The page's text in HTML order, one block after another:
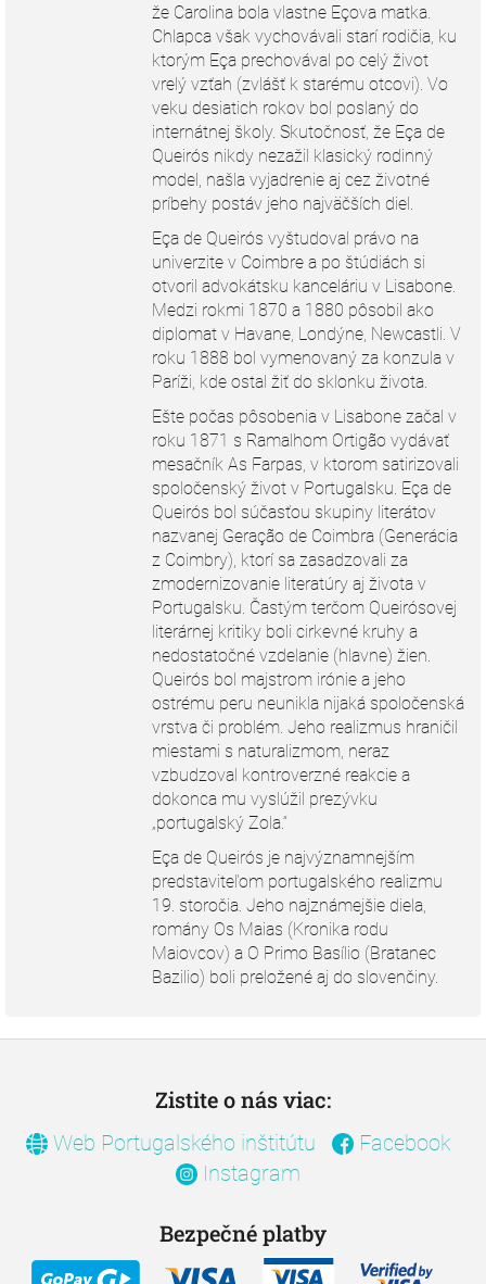
že Carolina bola vlastne Eçova matka.
Chlapca však vychovávali starí rodičia, ku
ktorým Eça prechovával po celý život
vrelý vzťah (zvlášť k starému otcovi). Vo
veku desiatich rokov bol poslaný do
internátnej školy. Skutočnosť, že Eça de
Queirós nikdy nezažil klasický rodinný
model, našla vyjadrenie aj cez životné
príbehy postáv jeho najväčších diel.
Eça de Queirós vyštudoval právo na
univerzite v Coimbre a po štúdiách si
otvoril advokátsku kanceláriu v Lisabone.
Medzi rokmi 1870 a 1880 pôsobil ako
diplomat v Havane, Londýne, Newcastli. V
roku 1888 bol vymenovaný za konzula v
Paríži, kde ostal žiť do sklonku života.
Ešte počas pôsobenia v Lisabone začal v
roku 1871 s Ramalhom Ortigão vydávať
mesačník As Farpas, v ktorom satirizovali
spoločenský život v Portugalsku. Eça de
Queirós bol súčasťou skupiny literátov
nazvanej Geração de Coimbra (Generácia
z Coimbry), ktorí sa zasadzovali za
zmodernizovanie literatúry aj života v
Portugalsku. Častým terčom Queirósovej
literárnej kritiky boli cirkevné kruhy a
nedostatočné vzdelanie (hlavne) žien.
Queirós bol majstrom irónie a jeho
ostrému peru neunikla nijaká spoločenská
vrstva či problém. Jeho realizmus hraničil
miestami s naturalizmom, neraz
vzbudzoval kontroverzné reakcie a
dokonca mu vyslúžil prezývku
„portugalský Zola.“
Eça de Queirós je najvýznamnejším
predstaviteľom portugalského realizmu
19. storočia. Jeho najznámejšie diela,
romány Os Maias (Kronika rodu
Maiovcov) a O Primo Basílio (Bratanec
Bazilio) boli preložené aj do slovenčiny.
Zistite o nás viac:
Web Portugalského inštitútu
Facebook
Instagram
Bezpečné platby